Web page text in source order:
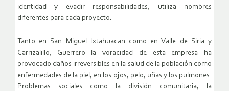
identidad y evadir responsabilidades, utiliza nombres
diferentes para cada proyecto.
Tanto en San Miguel Ixtahuacan como en Valle de Siria y
Carrizalillo, Guerrero la voracidad de esta empresa ha
provocado daños irreversibles en la salud de la población como
enfermedades de la piel, en los ojos, pelo, uñas y los pulmones.
Problemas sociales como la división comunitaria, la